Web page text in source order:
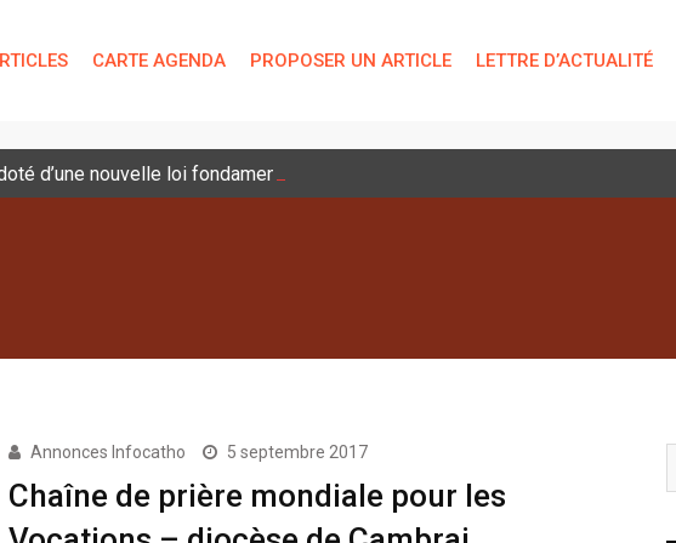
CARTE AGENDA PROPOSER UN ARTICLE LETTRE D’ACTUALITÉ
d’une nouvelle loi fondamentale
Annonces Infocatho 5 septembre 2017
Chaîne de prière mondiale pour les